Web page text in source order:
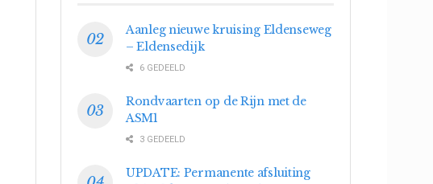
Aanleg nieuwe kruising Eldenseweg
– Eldensedijk
6 GEDEELD
Rondvaarten op de Rijn met de
ASM1
3 GEDEELD
UPDATE: Permanente afsluiting